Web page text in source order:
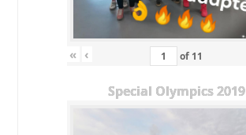
« ‹ of 11
Special Olympics 2019